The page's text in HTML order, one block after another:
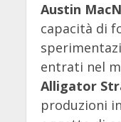
Austin
capacità di
entrati nel
Alligator
produzioni